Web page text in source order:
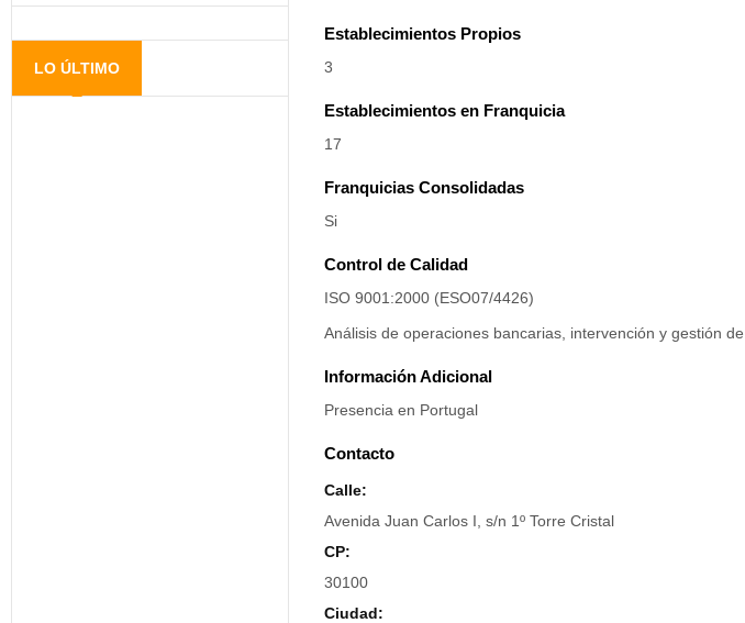
Establecimientos Propios
3
Establecimientos en Franquicia
17
Franquicias Consolidadas
Si
Control de Calidad
ISO 9001:2000 (ESO07/4426)
Análisis de operaciones bancarias, intervención y gestión
Información Adicional
Presencia en Portugal
Contacto
Calle:
Avenida Juan Carlos I, s/n 1º Torre Cristal
CP:
30100
Ciudad:
LO ÚLTIMO